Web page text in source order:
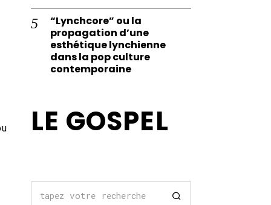
“Lynchcore” ou la
propagation d’une
esthétique lynchienne
dans la pop culture
contemporaine
LE GOSPEL